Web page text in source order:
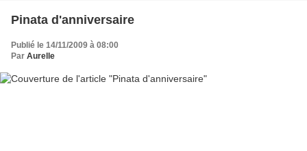
Pinata d'anniversaire
Publié le 14/11/2009 à 08:00
Par Aurelle